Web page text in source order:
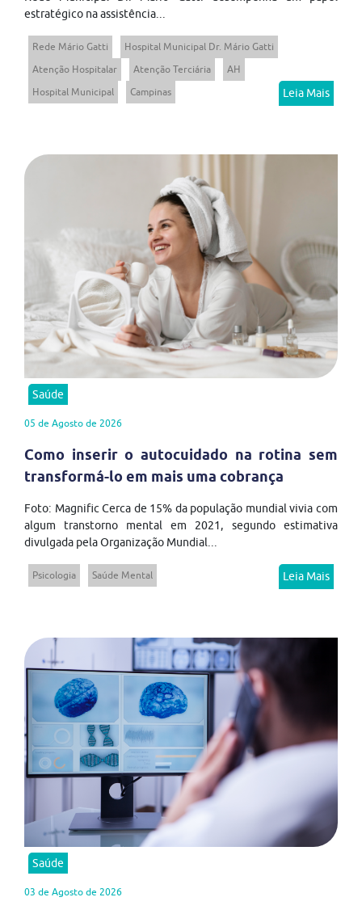
estratégico na assistência...
Rede Mário Gatti
Hospital Municipal Dr. Mário Gatti
Atenção Hospitalar
Atenção Terciária
AH
Hospital Municipal
Campinas Leia Mais
Saúde
05 de Agosto de 2026
Como inserir o autocuidado na rotina sem
transformá-lo em mais uma cobrança
Foto: Magnific Cerca de 15% da população mundial vivia com
algum transtorno mental em 2021, segundo estimativa
divulgada pela Organização Mundial...
Psicologia Saúde Mental Leia Mais
Saúde
03 de Agosto de 2026